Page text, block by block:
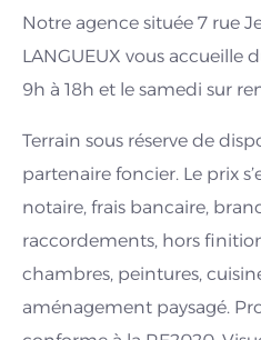
Notre agence située 7 rue
LANGUEUX vous accueille
9h à 18h et le samedi sur
Terrain sous réserve de
partenaire foncier. Le prix
notaire, frais bancaire,
raccordements, hors
chambres, peintures,
aménagement paysagé.